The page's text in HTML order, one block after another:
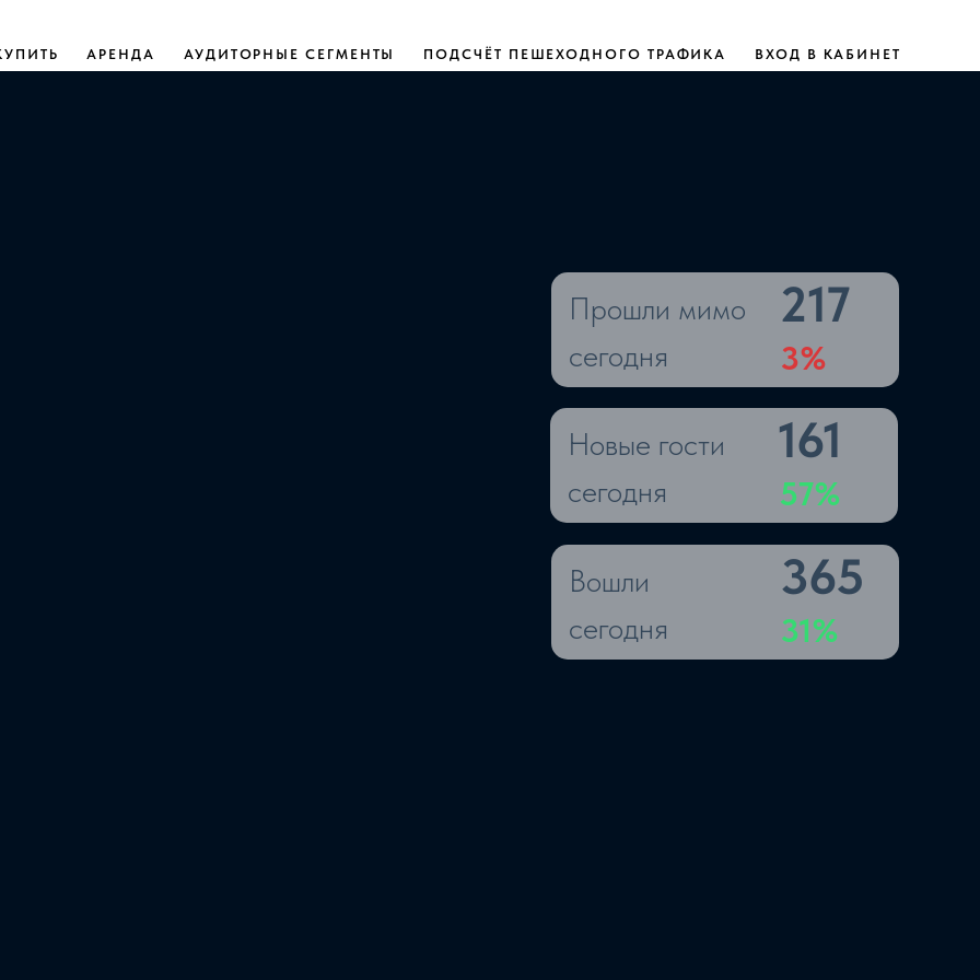
АРЕНДА АУДИТОРНЫЕ СЕГМЕНТЫ ПОДСЧЁТ ПЕШЕХОДНОГО ТРАФИКА ВХОД В КАБИНЕТ
Прошли мимо
сегодня
217
3%
Новые гости
сегодня
161
57%
Вошли
сегодня
365
31%